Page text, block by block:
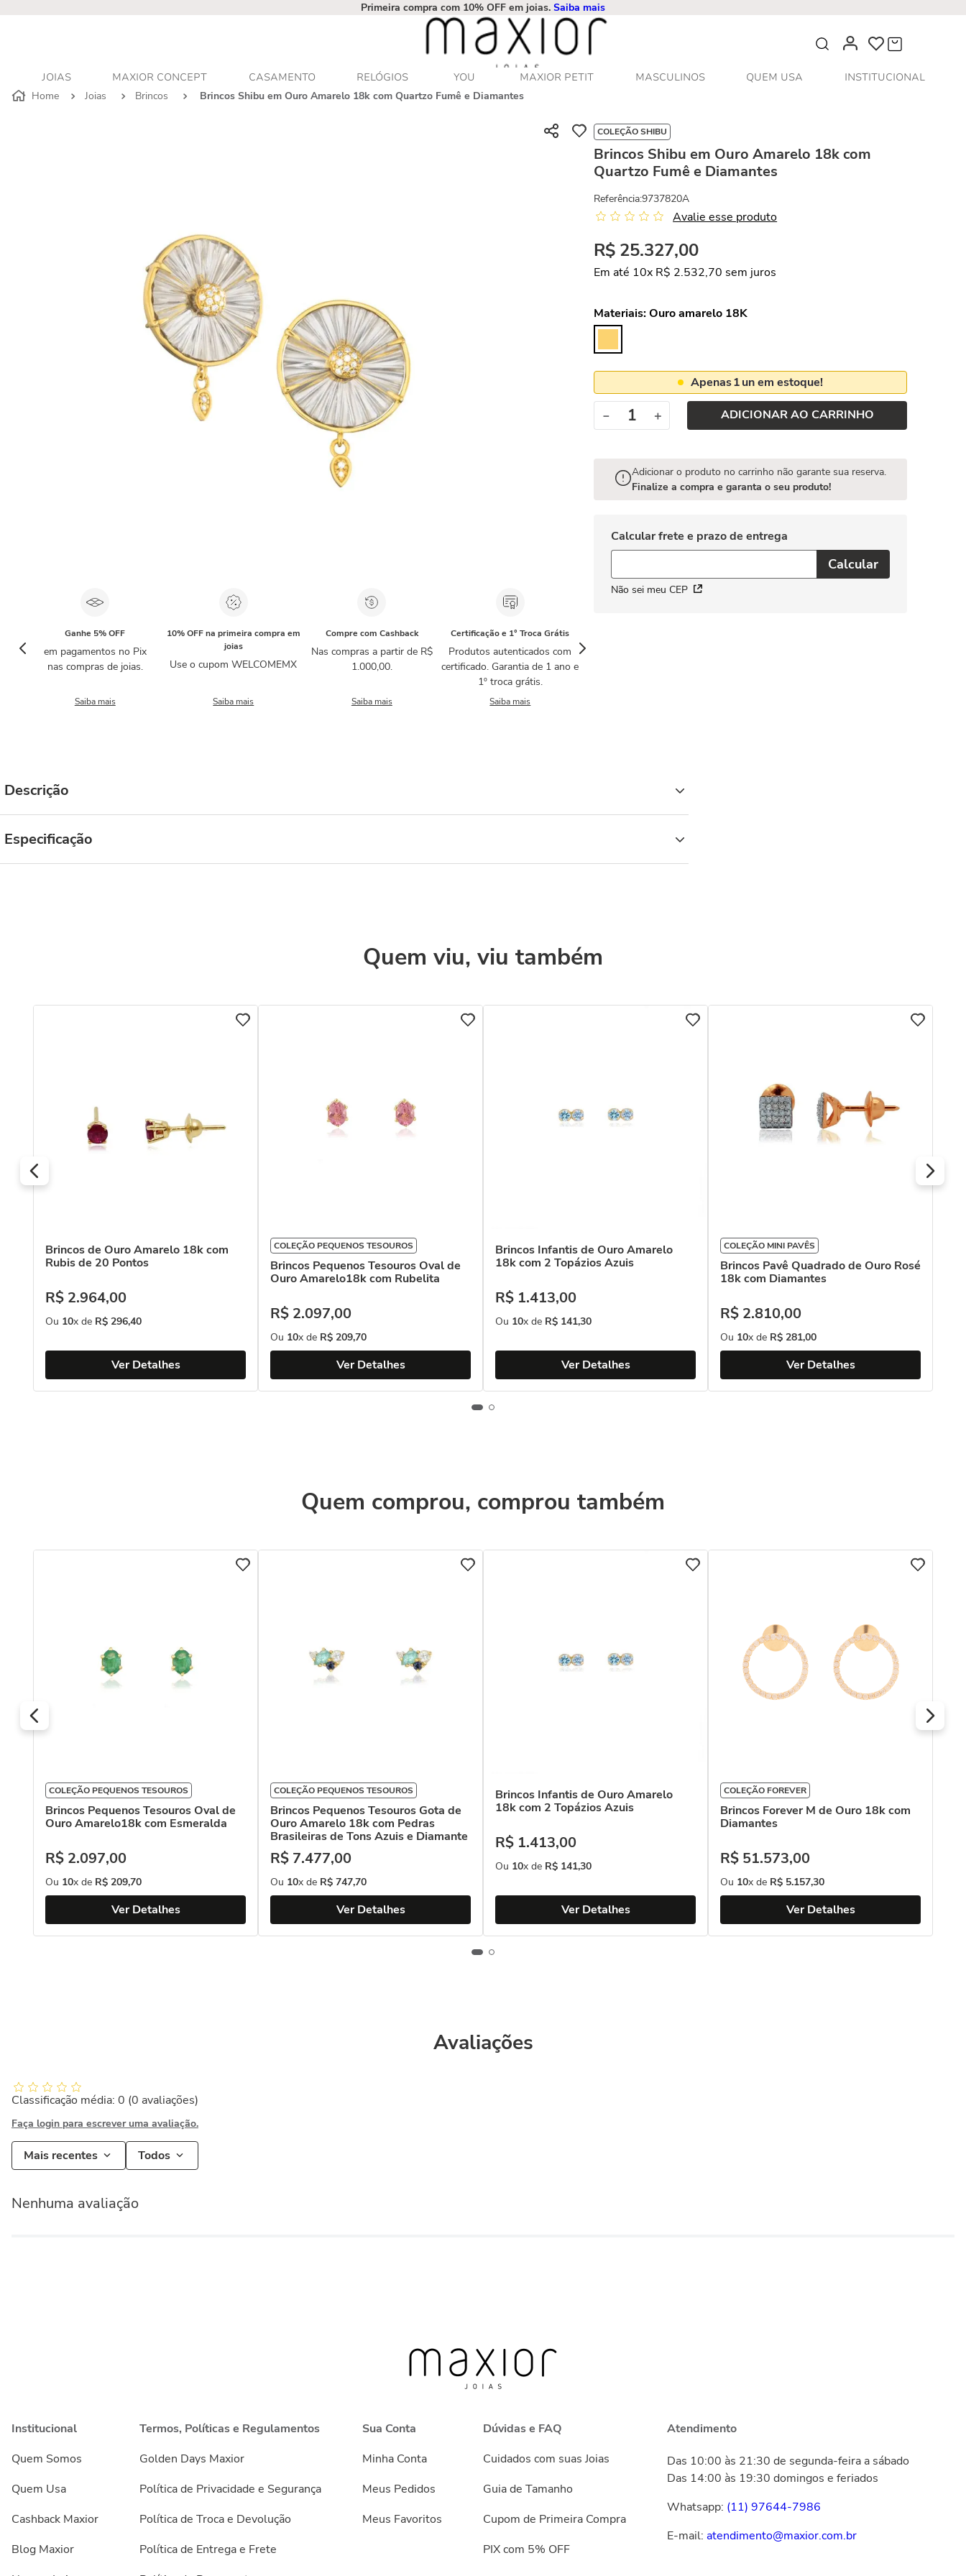
Primeira compra com 10% OFF em joias. Saiba mais
O que você procura?
JOIAS MAXIOR CONCEPT CASAMENTO RELÓGIOS YOU MAXIOR PETIT MASCULINOS QUEM USA
INSTITUCIONAL
Joias
Brincos Brincos Shibu em Ouro Amarelo 18k com Quartzo Fumê e Diamantes
Ganhe 5% OFF
em pagamentos no Pix
nas compras de joias.
Saiba mais
10% OFF na primeira compra em
joias
Use o cupom WELCOMEMX
Saiba mais
Compre com Cashback
Nas compras a partir de R$
1.000,00.
Saiba mais
Certificação e 1° Troca Grátis
Produtos autenticados com
certificado. Garantia de 1 ano e
1º troca grátis.
Saiba mais
COLEÇÃO SHIBU
Brincos Shibu em Ouro Amarelo 18k com
Quartzo Fumê e Diamantes
Referência:9737820A
Avalie esse produto
R$ 25.327,00
Em até 10x R$ 2.532,70 sem juros
Materiais:Ouro amarelo 18K
Apenas1un em estoque!
＋
－ ADICIONAR AO CARRINHO
Adicionar o produto no carrinho não garante sua reserva.
Finalize a compra e garanta o seu produto!
Não sei meu CEP
Descrição
Especificação
Quem viu, viu também
Brincos de Ouro Amarelo 18k com
Rubis de 20 Pontos
R$ 2.964,00
Ou 10x de R$ 296,40
Ver Detalhes
COLEÇÃO PEQUENOS TESOUROS
Brincos Pequenos Tesouros Oval de
Ouro Amarelo18k com Rubelita
R$ 2.097,00
Ou 10x de R$ 209,70
Ver Detalhes
Brincos Infantis de Ouro Amarelo
18k com 2 Topázios Azuis
R$ 1.413,00
Ou 10x de R$ 141,30
Ver Detalhes
COLEÇÃO MINI PAVÊS
Brincos Pavê Quadrado de Ouro Rosé
18k com Diamantes
R$ 2.810,00
Ou 10x de R$ 281,00
Ver Detalhes
Quem comprou, comprou também
COLEÇÃO PEQUENOS TESOUROS
Brincos Pequenos Tesouros Oval de
Ouro Amarelo18k com Esmeralda
R$ 2.097,00
Ou 10x de R$ 209,70
Ver Detalhes
COLEÇÃO PEQUENOS TESOUROS
Brincos Pequenos Tesouros Gota de
Ouro Amarelo 18k com Pedras
Brasileiras de Tons Azuis e Diamante
R$ 7.477,00
Ou 10x de R$ 747,70
Ver Detalhes
Brincos Infantis de Ouro Amarelo
18k com 2 Topázios Azuis
R$ 1.413,00
Ou 10x de R$ 141,30
Ver Detalhes
COLEÇÃO FOREVER
Brincos Forever M de Ouro 18k com
Diamantes
R$ 51.573,00
Ou 10x de R$ 5.157,30
Ver Detalhes
Avaliações
Classificação média: 0 (0 avaliações)
Faça login para escrever uma avaliação.
Mais recentes Todos
Nenhuma avaliação
Institucional
Quem Somos
Quem Usa
Cashback Maxior
Blog Maxior
Termos, Políticas e Regulamentos
Golden Days Maxior
Política de Privacidade e Segurança
Política de Troca e Devolução
Política de Entrega e Frete
Sua Conta
Minha Conta
Meus Pedidos
Meus Favoritos
Dúvidas e FAQ
Cuidados com suas Joias
Guia de Tamanho
Cupom de Primeira Compra
PIX com 5% OFF
Atendimento
Das 10:00 às 21:30 de segunda-feira a sábado
Das 14:00 às 19:30 domingos e feriados
Whatsapp: (11) 97644-7986
E-mail: atendimento@maxior.com.br